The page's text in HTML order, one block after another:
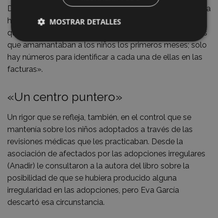
De hecho, en las consultas realizadas por Eva García a la
hora de escribir su libro «no aparecen los documentos
que recogen datos de las parturientas ni de las nodrizas
que amamantaban a los niños los primeros meses; solo
hay números para identificar a cada una de ellas en las
facturas».
«Un centro puntero»
Un rigor que se refleja, también, en el control que se
mantenía sobre los niños adoptados a través de las
revisiones médicas que les practicaban. Desde la
asociación de afectados por las adopciones irregulares
(Anadir) le consultaron a la autora del libro sobre la
posibilidad de que se hubiera producido alguna
irregularidad en las adopciones, pero Eva García
descartó esa circunstancia.
MOSTRAR DETALLES